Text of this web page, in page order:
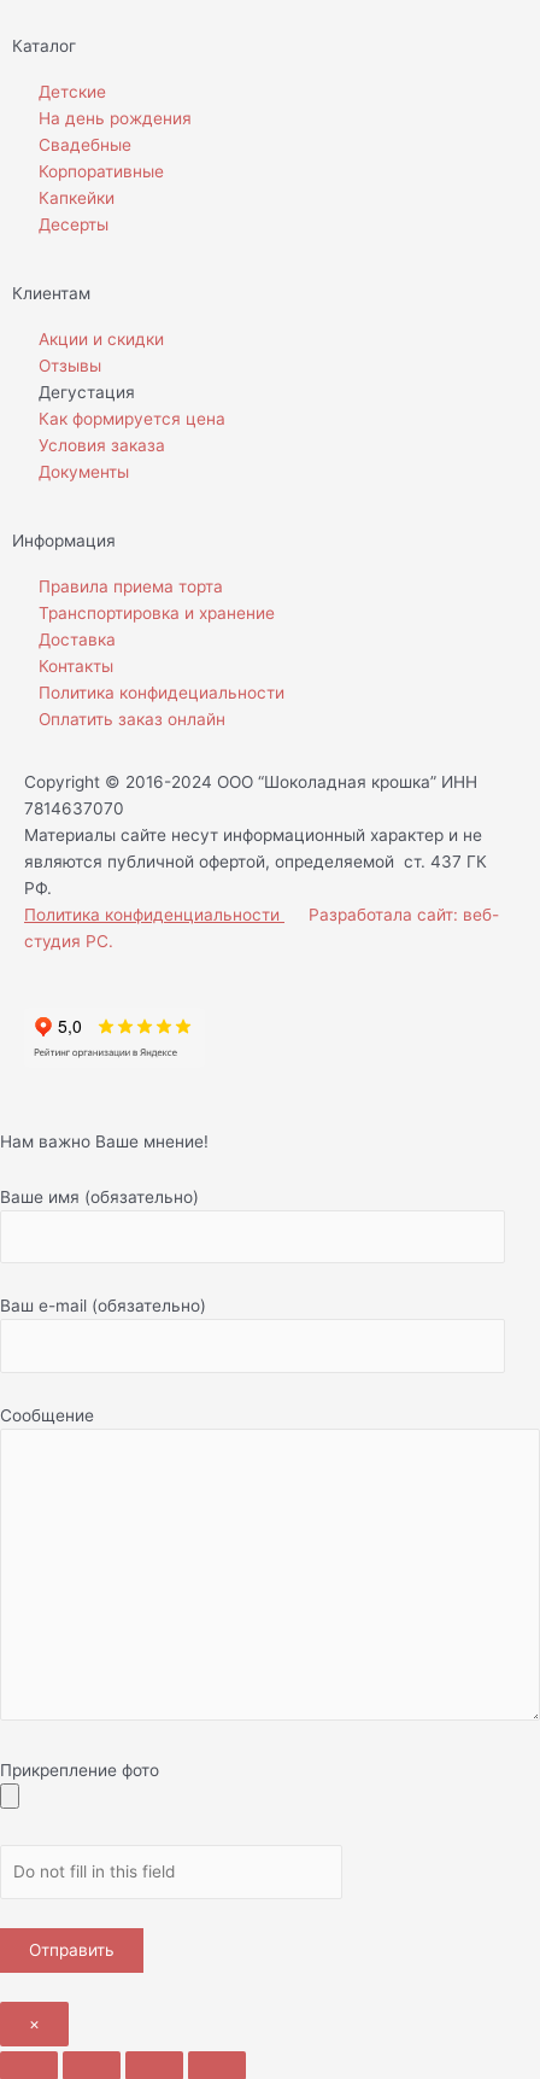
Каталог
Детские
На день рождения
Свадебные
Корпоративные
Капкейки
Десерты
Клиентам
Акции и скидки
Отзывы
Дегустация
Как формируется цена
Условия заказа
Документы
Информация
Правила приема торта
Транспортировка и хранение
Доставка
Контакты
Политика конфидециальности
Оплатить заказ онлайн
Copyright © 2016-2024 ООО “Шоколадная крошка” ИНН
7814637070
Материалы сайте несут информационный характер и не
являются публичной офертой, определяемой ст. 437 ГК
РФ.
Политика конфиденциальности
Разработала сайт: веб-
студия РС.
Нам важно Ваше мнение!
Ваше имя (обязательно)
Ваш e-mail (обязательно)
Сообщение
Прикрепление фото
×